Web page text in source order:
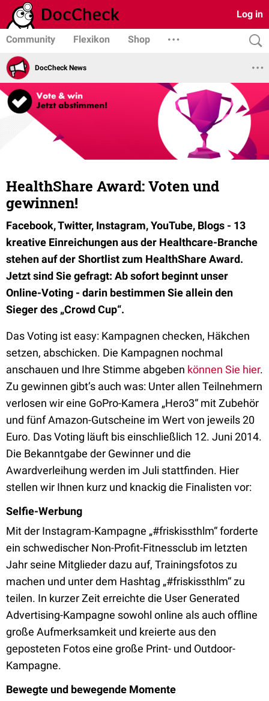
Log in
Community Flexikon Shop
DocCheck News
HealthShare Award: Voten und
gewinnen!
Facebook, Twitter, Instagram, YouTube, Blogs - 13
kreative Einreichungen aus der Healthcare-Branche
stehen auf der Shortlist zum HealthShare Award.
Jetzt sind Sie gefragt: Ab sofort beginnt unser
Online-Voting - darin bestimmen Sie allein den
Sieger des „Crowd Cup“.
Das Voting ist easy: Kampagnen checken, Häkchen
setzen, abschicken. Die Kampagnen nochmal
anschauen und Ihre Stimme abgeben können Sie hier.
Zu gewinnen gibt’s auch was: Unter allen Teilnehmern
verlosen wir eine GoPro-Kamera „Hero3“ mit Zubehör
und fünf Amazon-Gutscheine im Wert von jeweils 20
Euro. Das Voting läuft bis einschließlich 12. Juni 2014.
Die Bekanntgabe der Gewinner und die
Awardverleihung werden im Juli stattfinden. Hier
stellen wir Ihnen kurz und knackig die Finalisten vor:
Selfie-Werbung
Mit der Instagram-Kampagne „#friskissthlm“ forderte
ein schwedischer Non-Profit-Fitnessclub im letzten
Jahr seine Mitglieder dazu auf, Trainingsfotos zu
machen und unter dem Hashtag „#friskissthlm“ zu
teilen. In kurzer Zeit erreichte die User Generated
Advertising-Kampagne sowohl online als auch offline
große Aufmerksamkeit und kreierte aus den
geposteten Fotos eine große Print- und Outdoor-
Kampagne.
Bewegte und bewegende Momente